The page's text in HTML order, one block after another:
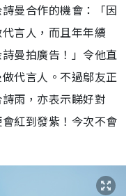
曼合作的機會：「因
言人，而且年年續
曼拍廣告！」令他直
代言人。不過鄔友正
雨，亦表示睇好對
紅到發紫！今次不會